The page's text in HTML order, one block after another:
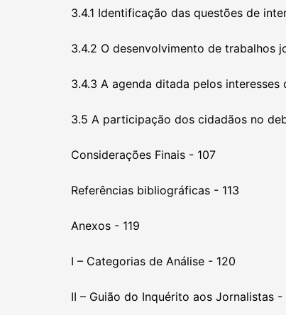
3.4.1 Identificação das questões de
3.4.2 O desenvolvimento de trabalhos
3.4.3 A agenda ditada pelos
3.5 A participação dos cidadãos no
Considerações Finais - 107
Referências bibliográficas - 113
Anexos - 119
I – Categorias de Análise - 120
II – Guião do Inquérito aos Jornalistas -